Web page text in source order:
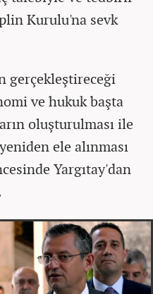
Kurulu'na sevk
gerçekleştireceği
ve hukuk başta
oluşturulması ile
ele alınması
Yargıtay'dan